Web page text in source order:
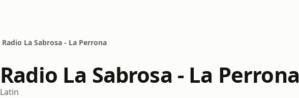
Radio La Sabrosa - La Perrona
Radio La Sabrosa - La Perrona
Latin